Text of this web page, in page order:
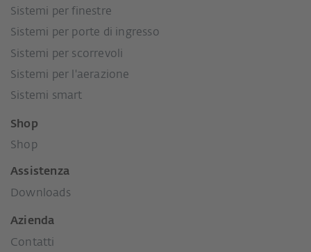
Sistemi per finestre
Sistemi per porte di ingresso
Sistemi per scorrevoli
Sistemi per l'aerazione
Sistemi smart
Shop
Shop
Assistenza
Downloads
Azienda
Contatti